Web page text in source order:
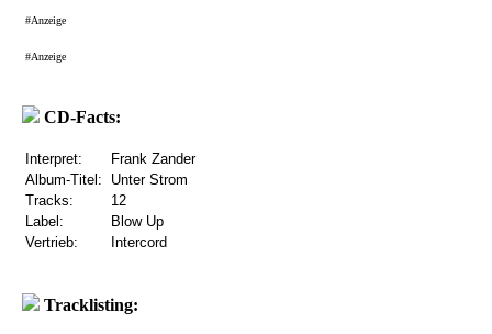
#Anzeige
#Anzeige
CD-Facts:
Interpret:
Frank Zander
Album-Titel:
Unter Strom
Tracks:
12
Label:
Blow Up
Vertrieb:
Intercord
Tracklisting: